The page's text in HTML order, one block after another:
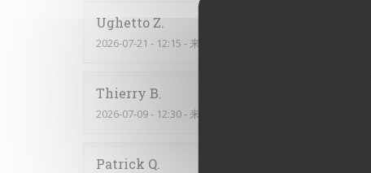
Ughetto Z
2026-07-21 - 12:15 - 来宾 2
Thierry B
2026-07-09- 12:30 - 来宾 2
Patrick Q